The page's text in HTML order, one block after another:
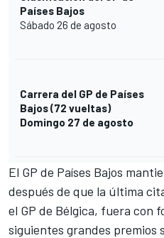
Países Bajos
Sábado 26 de agosto
Carrera del GP de Países
Bajos (72 vueltas)
Domingo 27 de agosto
El GP de Países Bajos
después de que la última
el GP de Bélgica, fuera con
siguientes grandes premios